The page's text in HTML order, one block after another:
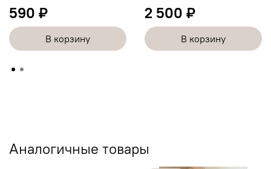
590 ₽
В корзину
2 500 ₽
В корзину
Аналогичные товары